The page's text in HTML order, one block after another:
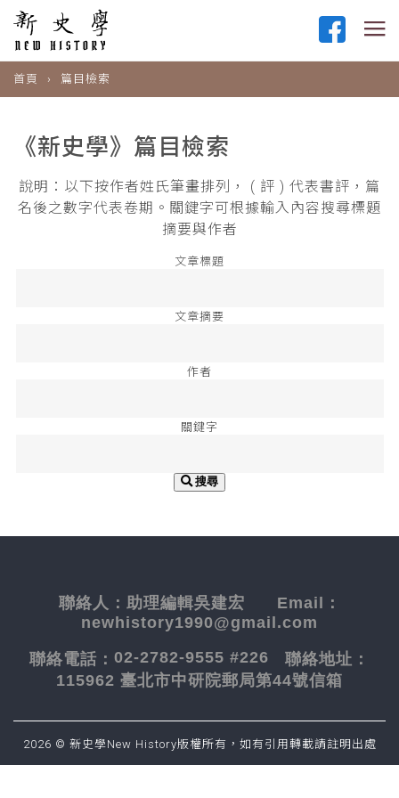
首頁 篇目檢索
《新史學》篇目檢索
說明：以下按作者姓氏筆畫排列， ( 評 ) 代表書評，篇
名後之數字代表卷期。關鍵字可根據輸入內容搜尋標題
摘要與作者
文章標題
文章摘要
作者
關鍵字
搜尋
聯絡人： 助理編輯吳建宏 Email：
newhistory1990@gmail.com
聯絡電話： 02-2782-9555 #226 聯絡地址：
115962 臺北市中研院郵局第44號信箱
2026 © 新史學New History版權所有，如有引用轉載請註明出處